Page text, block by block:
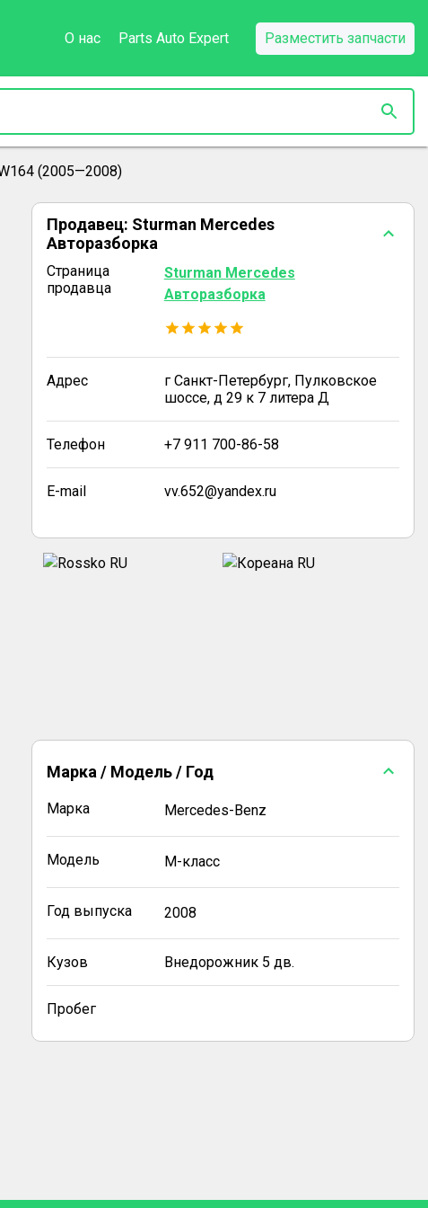
О нас Parts Auto Expert Разместить запчасти
(2005—2008)
Продавец: Sturman Mercedes
Авторазборка
Страница
продавца
Sturman Mercedes
Авторазборка
Адрес
г Санкт-Петербург, Пулковское
шоссе, д 29 к 7 литера Д
Телефон +7 911 700-86-58
E-mail vv.652@yandex.ru
Марка / Модель / Год
Марка Mercedes-Benz
Модель M-класс
Год выпуска 2008
Кузов Внедорожник 5 дв.
Пробег